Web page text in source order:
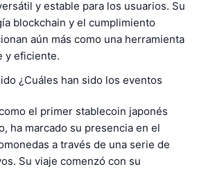
y estable para los usuarios. Su
blockchain y el cumplimiento
aún más como una herramienta
y eficiente.
¿Cuáles han sido los eventos
el primer stablecoin japonés
ha marcado su presencia en el
a través de una serie de
Su viaje comenzó con su